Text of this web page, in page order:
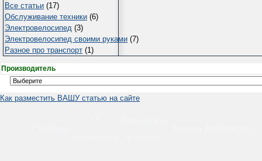
Все статьи (17)
Обслуживание техники (6)
Электровелосипед (3)
Электровелосипед своими руками (7)
Разное про транспорт (1)
Производитель
Как разместить ВАШУ статью на сайте